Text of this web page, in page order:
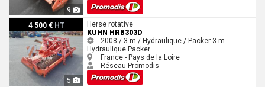
9
4 500 € HT
5
Kuhn HRB303D
Herse rotative
KUHN HRB303D
2008 / 3 m / Hydraulique / Packer 3 m
Hydraulique Packer
France - Pays de la Loire
Réseau Promodis